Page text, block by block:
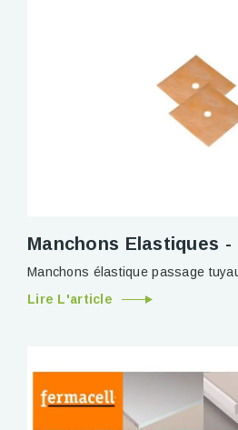
Manchons Elastiques -
Manchons élastique passage
Lire L'article